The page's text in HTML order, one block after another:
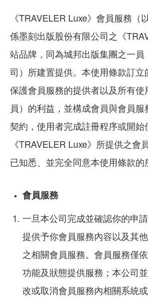
《TRAVELER Luxe》會員服務（
係墨刻出版股份有限公司之《
站品牌，同為城邦出版集團之一員
司）所建置提供。本使用條款訂立
保護會員服務的提供者以及所有使
員）的利益，並構成會員與會員
契約，使用者完成註冊程序或開始
《TRAVELER Luxe》所提供之會
已知悉、並完全同意本使用條款的
會員服務
一旦本公司完成並確認你的申
提供予你會員服務內容以及其
之相關會員服務。會員服務僅
功能及狀態提供服務；本公司
改或取消會員服務內相關系統